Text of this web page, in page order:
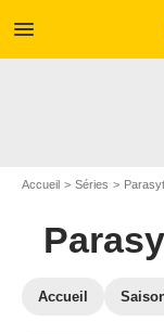
menu
Accueil Séries
Accueil